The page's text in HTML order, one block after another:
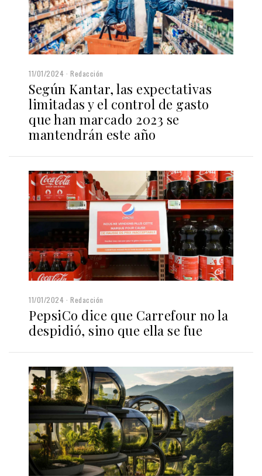
11/01/2024 Redacción
Según Kantar, las expectativas
limitadas y el control de gasto
que han marcado 2023 se
mantendrán este año
11/01/2024 Redacción
PepsiCo dice que Carrefour no la
despidió, sino que ella se fue